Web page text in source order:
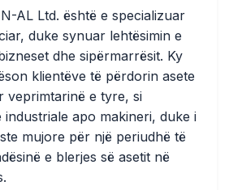
AL Ltd. është e specializuar
duke synuar lehtësimin e
dhe sipërmarrësit. Ky
klientëve të përdorin asete
veprimtarinë e tyre, si
industriale apo makineri, duke i
mujore për një periudhë të
e blerjes së asetit në